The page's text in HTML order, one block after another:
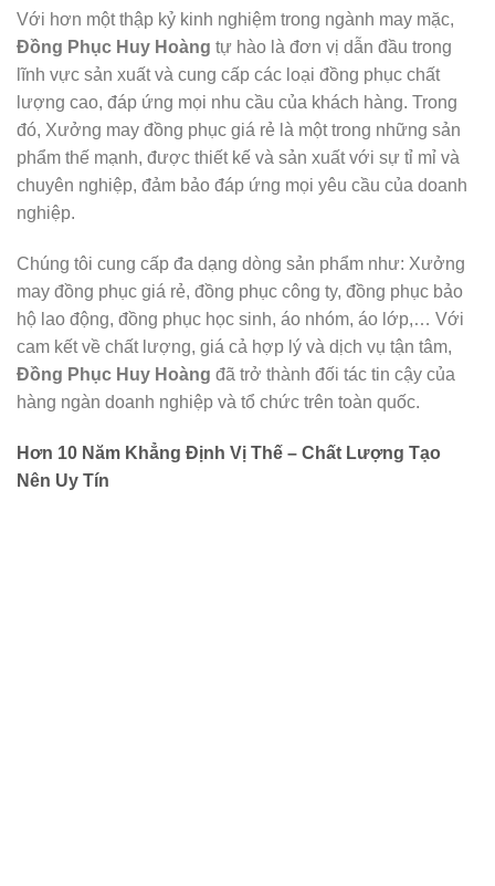
Với hơn một thập kỷ kinh nghiệm trong ngành may mặc,
Đồng Phục Huy Hoàng tự hào là đơn vị dẫn đầu trong
lĩnh vực sản xuất và cung cấp các loại đồng phục chất
lượng cao, đáp ứng mọi nhu cầu của khách hàng. Trong
đó, Xưởng may đồng phục giá rẻ là một trong những sản
phẩm thế mạnh, được thiết kế và sản xuất với sự tỉ mỉ và
chuyên nghiệp, đảm bảo đáp ứng mọi yêu cầu của doanh
nghiệp.
Chúng tôi cung cấp đa dạng dòng sản phẩm như: Xưởng
may đồng phục giá rẻ, đồng phục công ty, đồng phục bảo
hộ lao động, đồng phục học sinh, áo nhóm, áo lớp,… Với
cam kết về chất lượng, giá cả hợp lý và dịch vụ tận tâm,
Đồng Phục Huy Hoàng đã trở thành đối tác tin cậy của
hàng ngàn doanh nghiệp và tổ chức trên toàn quốc.
Hơn 10 Năm Khẳng Định Vị Thế – Chất Lượng Tạo
Nên Uy Tín